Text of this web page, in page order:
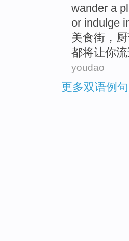
wander a
or indulge
美食街，
都将让你
youdao
更多双语例句